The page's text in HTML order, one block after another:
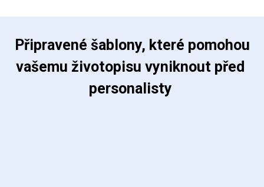
vašemu životopisu vyniknout před
personalisty